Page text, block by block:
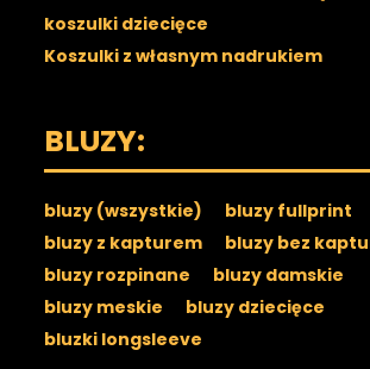
koszulki dziecięce
Koszulki z własnym nadrukiem
BLUZY:
bluzy (wszystkie)
bluzy fullprint
bluzy z kapturem
bluzy bez
bluzy rozpinane
bluzy damskie
bluzy meskie
bluzy dziecięce
bluzki longsleeve